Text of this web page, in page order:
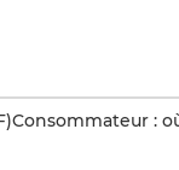
Consommateur :